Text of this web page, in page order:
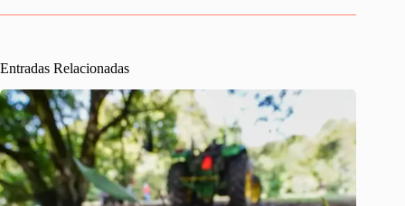
Entradas Relacionadas